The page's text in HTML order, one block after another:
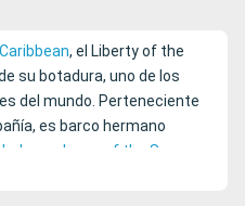
, el Liberty of the
su botadura, uno de los
del mundo. Perteneciente
es barco hermano
Independence of the Seas